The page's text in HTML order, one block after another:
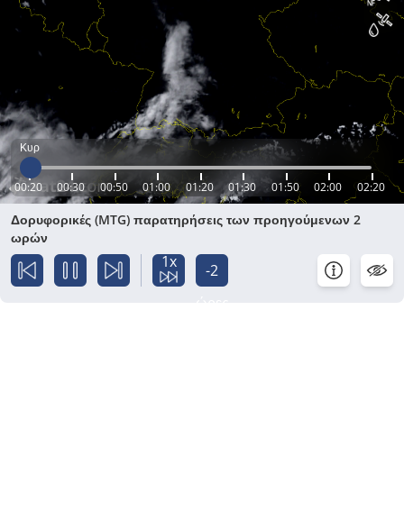
Κυρ
00:20 00:30 00:50 01:00 01:20 01:30 01:50 02:00 02:20
Δορυφορικές (MTG) παρατηρήσεις των προηγούμενων 2
ωρών
1x
-2